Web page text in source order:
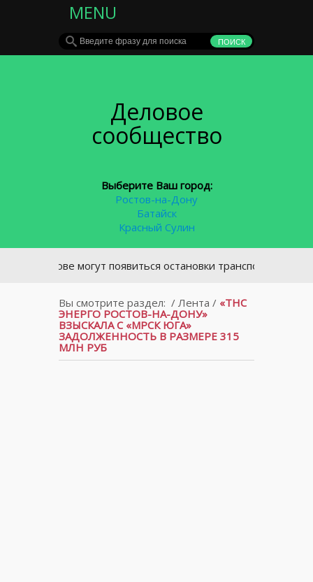
MENU
Деловое
сообщество
Выберите Ваш город:
Ростов-на-Дону
Батайск
Красный Сулин
могут появиться остановки транспорта в виде
Вы смотрите раздел: / Лента / «ТНС
ЭНЕРГО РОСТОВ-НА-ДОНУ»
ВЗЫСКАЛА С «МРСК ЮГА»
ЗАДОЛЖЕННОСТЬ В РАЗМЕРЕ 315
МЛН РУБ